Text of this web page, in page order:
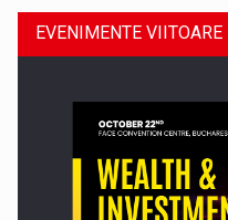
EVENIMENTE VIITOARE